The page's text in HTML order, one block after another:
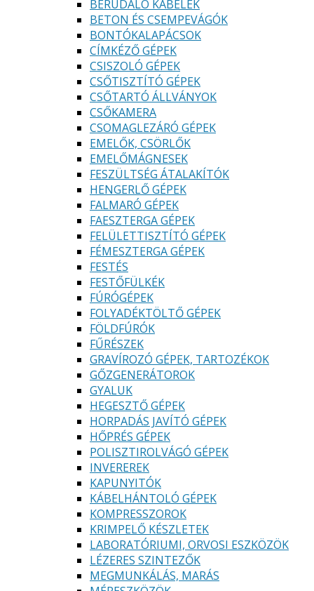
BERUDALÓ KÁBELEK
BETON ÉS CSEMPEVÁGÓK
BONTÓKALAPÁCSOK
CÍMKÉZŐ GÉPEK
CSISZOLÓ GÉPEK
CSŐTISZTÍTÓ GÉPEK
CSŐTARTÓ ÁLLVÁNYOK
CSŐKAMERA
CSOMAGLEZÁRÓ GÉPEK
EMELŐK, CSÖRLŐK
EMELŐMÁGNESEK
FESZÜLTSÉG ÁTALAKÍTÓK
HENGERLŐ GÉPEK
FALMARÓ GÉPEK
FAESZTERGA GÉPEK
FELÜLETTISZTÍTÓ GÉPEK
FÉMESZTERGA GÉPEK
FESTÉS
FESTŐFÜLKÉK
FÚRÓGÉPEK
FOLYADÉKTÖLTŐ GÉPEK
FÖLDFÚRÓK
FŰRÉSZEK
GRAVÍROZÓ GÉPEK, TARTOZÉKOK
GŐZGENERÁTOROK
GYALUK
HEGESZTŐ GÉPEK
HORPADÁS JAVÍTÓ GÉPEK
HŐPRÉS GÉPEK
POLISZTIROLVÁGÓ GÉPEK
INVEREREK
KAPUNYITÓK
KÁBELHÁNTOLÓ GÉPEK
KOMPRESSZOROK
KRIMPELŐ KÉSZLETEK
LABORATÓRIUMI, ORVOSI ESZKÖZÖK
LÉZERES SZINTEZŐK
MEGMUNKÁLÁS, MARÁS